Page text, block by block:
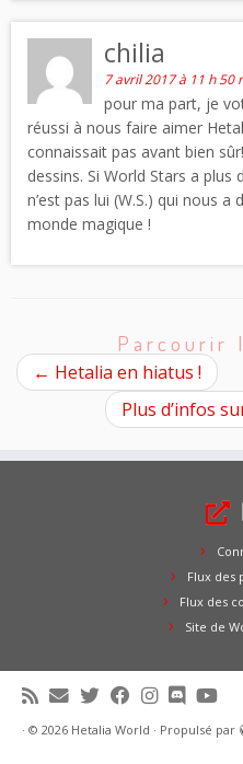
chilia
7 avril 2017 à 11 h 50
pour ma part, je
réussi à nous faire aimer
connaissait pas avant bien
dessins. Si World Stars a plus
n’est pas lui (W.S.) qui nous
monde magique !
Parcourir
← Hetalia en hiatus !
Plus d’infos
Flux des
Flux des
Site de
· © 2026 Hetalia World · Propulsé par